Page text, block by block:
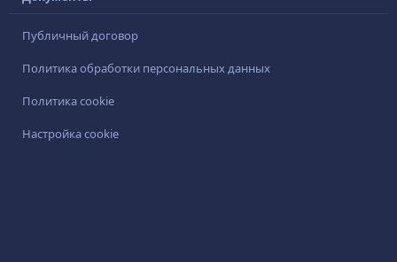
Публичный договор
Политика обработки персональных данных
Политика cookie
Настройка cookie